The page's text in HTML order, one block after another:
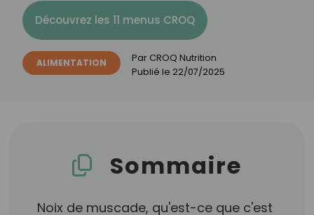
Découvrez les 11 menus CROQ
ALIMENTATION Par CROQ Nutrition
Publié le 22/07/2025
Sommaire
Noix de muscade, qu'est-ce que c'est